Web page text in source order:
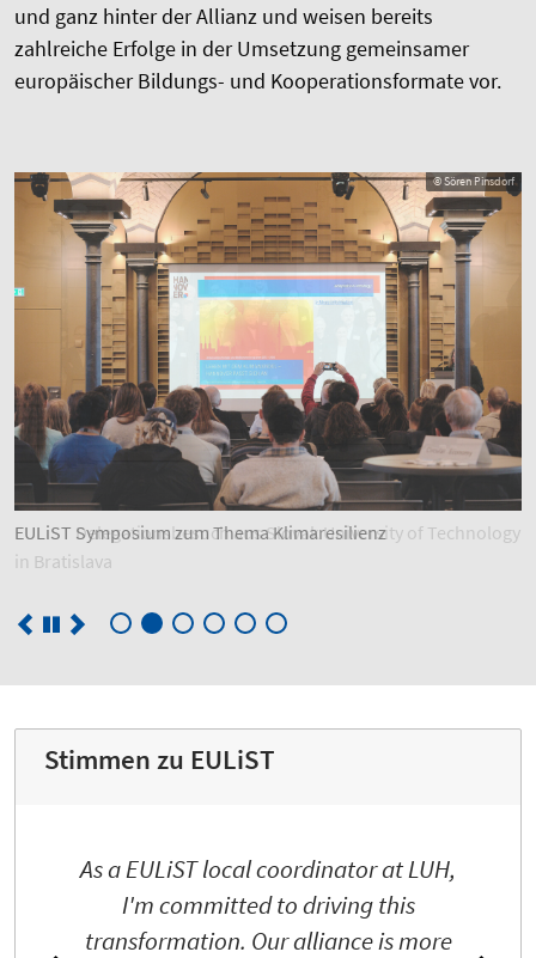
und ganz hinter der Allianz und weisen bereits
zahlreiche Erfolge in der Umsetzung gemeinsamer
europäischer Bildungs- und Kooperationsformate vor.
© Sören Pinsdorf
EULiST Symposium zum Thema Klimaresilienz
Stimmen zu EULiST
As a EULiST local coordinator at LUH,
I'm committed to driving this
transformation. Our alliance is more